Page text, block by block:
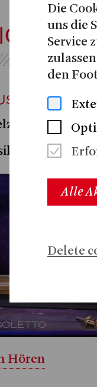
2023|24
Hören
Die
uns die
Service
den
Alle
Delete